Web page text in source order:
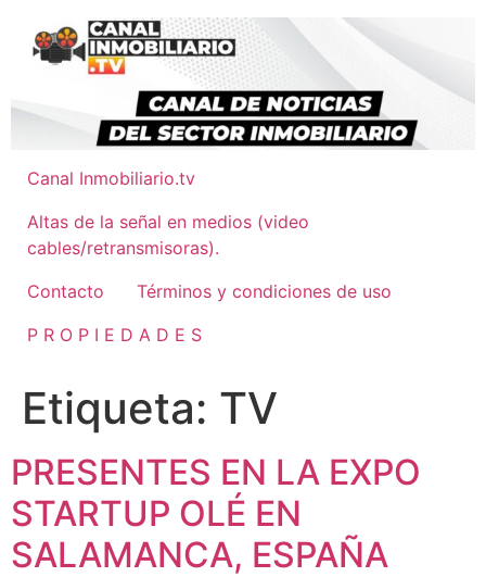
contenido
Canal Inmobiliario.tv
Altas de la señal en medios (video
cables/retransmisoras).
Contacto
Términos y condiciones de uso
P R O P I E D A D E S
Etiqueta: TV
PRESENTES EN LA EXPO
STARTUP OLÉ EN
SALAMANCA, ESPAÑA